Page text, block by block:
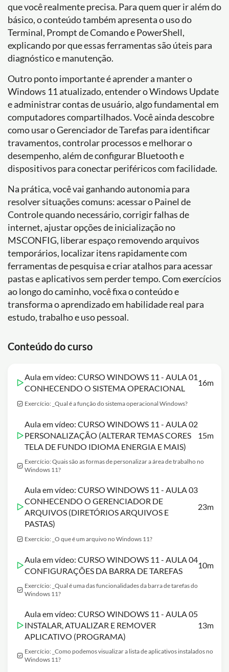
que você realmente precisa. Para quem quer ir além do
básico, o conteúdo também apresenta o uso do
Terminal, Prompt de Comando e PowerShell,
explicando por que essas ferramentas são úteis para
diagnóstico e manutenção.
Outro ponto importante é aprender a manter o
Windows 11 atualizado, entender o Windows Update
e administrar contas de usuário, algo fundamental em
computadores compartilhados. Você ainda descobre
como usar o Gerenciador de Tarefas para identificar
travamentos, controlar processos e melhorar o
desempenho, além de configurar Bluetooth e
dispositivos para conectar periféricos com facilidade.
Na prática, você vai ganhando autonomia para
resolver situações comuns: acessar o Painel de
Controle quando necessário, corrigir falhas de
internet, ajustar opções de inicialização no
MSCONFIG, liberar espaço removendo arquivos
temporários, localizar itens rapidamente com
ferramentas de pesquisa e criar atalhos para acessar
pastas e aplicativos sem perder tempo. Com exercícios
ao longo do caminho, você fixa o conteúdo e
transforma o aprendizado em habilidade real para
estudo, trabalho e uso pessoal.
Conteúdo do curso
Aula em vídeo: CURSO WINDOWS 11 - AULA 01
CONHECENDO O SISTEMA OPERACIONAL
16m
Exercício: _Qual é a função do sistema operacional Windows?
Aula em vídeo: CURSO WINDOWS 11 - AULA 02
PERSONALIZAÇÃO (ALTERAR TEMAS CORES
TELA DE FUNDO IDIOMA ENERGIA E MAIS)
15m
Exercício: Quais são as formas de personalizar a área de trabalho no
Windows 11?
Aula em vídeo: CURSO WINDOWS 11 - AULA 03
CONHECENDO O GERENCIADOR DE
ARQUIVOS (DIRETÓRIOS ARQUIVOS E
PASTAS)
23m
Exercício: _O que é um arquivo no Windows 11?
Aula em vídeo: CURSO WINDOWS 11 - AULA 04
CONFIGURAÇÕES DA BARRA DE TAREFAS
10m
Exercício: _Qual é uma das funcionalidades da barra de tarefas do
Windows 11?
Aula em vídeo: CURSO WINDOWS 11 - AULA 05
INSTALAR, ATUALIZAR E REMOVER
APLICATIVO (PROGRAMA)
13m
Exercício: _Como podemos visualizar a lista de aplicativos instalados no
Windows 11?